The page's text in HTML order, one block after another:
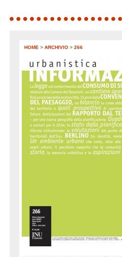
HOME > ARCHIVIO > 266